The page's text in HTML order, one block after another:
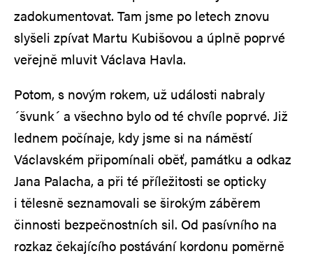
zadokumentovat. Tam jsme po letech znovu
slyšeli zpívat Martu Kubišovou a úplně poprvé
veřejně mluvit Václava Havla.
Potom, s novým rokem, už události nabraly
´švunk´ a všechno bylo od té chvíle poprvé. Již
lednem počínaje, kdy jsme si na náměstí
Václavském připomínali oběť, památku a odkaz
Jana Palacha, a při té příležitosti se opticky
i tělesně seznamovali se širokým záběrem
činnosti bezpečnostních sil. Od pasívního na
rozkaz čekajícího postávání kordonu poměrně